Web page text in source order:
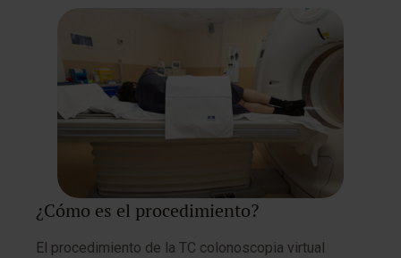
¿Cómo es el procedimiento?
El procedimiento de la TC colonoscopia virtual